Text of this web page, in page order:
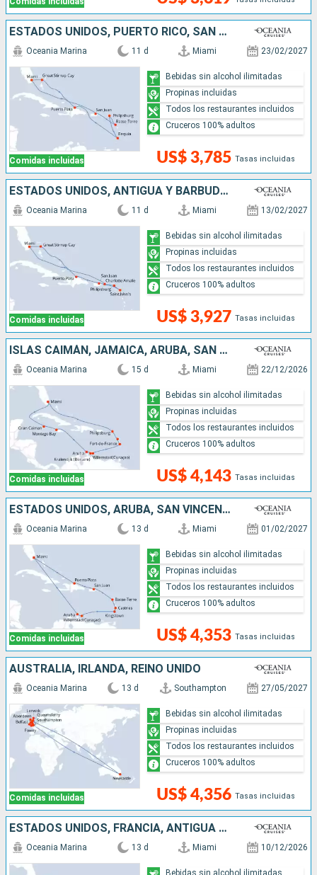
ESTADOS UNIDOS, PUERTO RICO, SAN MARTÍN, SAN VINCENT Y LAS GRANADINAS, REPÚBLICA DOMINICANA, BAHAMAS
Comidas incluidas
Oceania Marina 11 d Miami 23/02/2027
US$ 3,785 Tasas incluidas
Bebidas sin alcohol ilimitadas
Propinas incluidas
Todos los restaurantes incluidos
Cruceros 100% adultos
ESTADOS UNIDOS, ANTIGUA Y BARBUDA, SAN MARTÍN, PUERTO RICO, REPÚBLICA DOMINICANA, BAHAMAS
Comidas incluidas
Oceania Marina 11 d Miami 13/02/2027
US$ 3,927 Tasas incluidas
Bebidas sin alcohol ilimitadas
Propinas incluidas
Todos los restaurantes incluidos
Cruceros 100% adultos
ISLAS CAIMÁN, JAMAICA, ARUBA, SAN MARTÍN, ESTADOS UNIDOS
Comidas incluidas
Oceania Marina 15 d Miami 22/12/2026
US$ 4,143 Tasas incluidas
Bebidas sin alcohol ilimitadas
Propinas incluidas
Todos los restaurantes incluidos
Cruceros 100% adultos
ESTADOS UNIDOS, ARUBA, SAN VINCENT Y LAS GRANADINAS, SANTA LUCIA, PUERTO RICO, REPÚBLICA DOMINICANA
Comidas incluidas
Oceania Marina 13 d Miami 01/02/2027
US$ 4,353 Tasas incluidas
Bebidas sin alcohol ilimitadas
Propinas incluidas
Todos los restaurantes incluidos
Cruceros 100% adultos
AUSTRALIA, IRLANDA, REINO UNIDO
Comidas incluidas
Oceania Marina 13 d Southampton 27/05/2027
US$ 4,356 Tasas incluidas
Bebidas sin alcohol ilimitadas
Propinas incluidas
Todos los restaurantes incluidos
Cruceros 100% adultos
ESTADOS UNIDOS, FRANCIA, ANTIGUA Y BARBUDA, SAN MARTÍN, SAN VINCENT Y LAS GRANADINAS
Oceania Marina 13 d Miami 10/12/2026
Bebidas sin alcohol ilimitadas